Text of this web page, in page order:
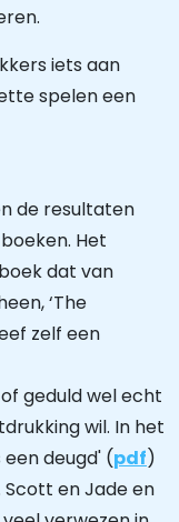
iets aan
spelen een
de resultaten
Het
dat van
‘The
zelf een
geduld wel echt
wil. In het
een deugd' (pdf)
Scott en Jade en